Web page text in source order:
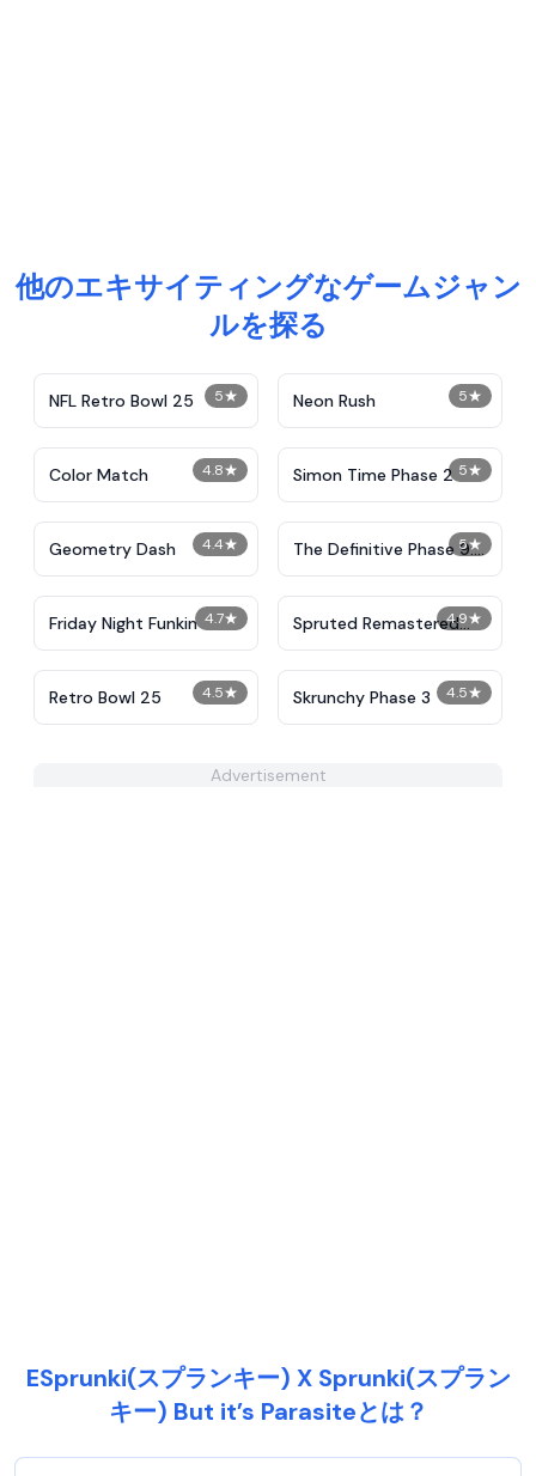
他のエキサイティングなゲームジャン
ルを探る
5★
NFL Retro Bowl 25 5★
Neon Rush
4.8★
Color Match 5★
Simon Time Phase 2
4.4★
Geometry Dash 5★
The Definitive Phase 9:
Demolition
4.7★
Friday Night Funkin 4.9★
Spruted Remastered
Alternative Phase 2
4.5★
Retro Bowl 25 4.5★
Skrunchy Phase 3
Advertisement
ESprunki(スプランキー) X Sprunki(スプラン
キー) But it’s Parasiteとは？